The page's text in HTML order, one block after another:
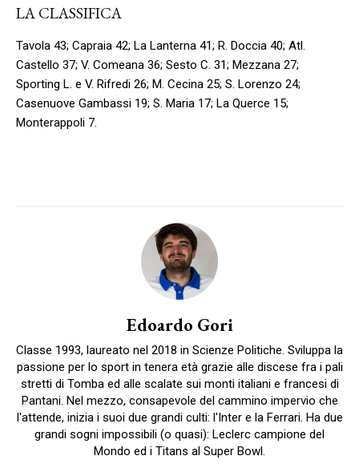
LA CLASSIFICA
Tavola 43; Capraia 42; La Lanterna 41; R. Doccia 40; Atl.
Castello 37; V. Comeana 36; Sesto C. 31; Mezzana 27;
Sporting L. e V. Rifredi 26; M. Cecina 25; S. Lorenzo 24;
Casenuove Gambassi 19; S. Maria 17; La Querce 15;
Monterappoli 7.
Edoardo Gori
Classe 1993, laureato nel 2018 in Scienze Politiche. Sviluppa la
passione per lo sport in tenera età grazie alle discese fra i pali
stretti di Tomba ed alle scalate sui monti italiani e francesi di
Pantani. Nel mezzo, consapevole del cammino impervio che
l'attende, inizia i suoi due grandi culti: l'Inter e la Ferrari. Ha due
grandi sogni impossibili (o quasi): Leclerc campione del
Mondo ed i Titans al Super Bowl.